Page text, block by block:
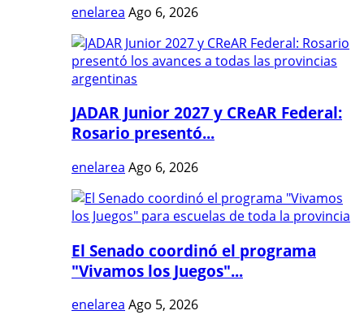
enelarea Ago 6, 2026
JADAR Junior 2027 y CReAR Federal:
Rosario presentó...
enelarea Ago 6, 2026
El Senado coordinó el programa
"Vivamos los Juegos"...
enelarea Ago 5, 2026